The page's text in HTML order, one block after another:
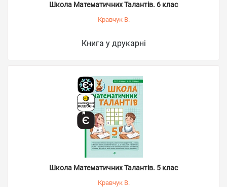
Школа Математичних Талантів. 6 клас
Кравчук В.
Книга у друкарні
Школа Математичних Талантів. 5 клас
Кравчук В.